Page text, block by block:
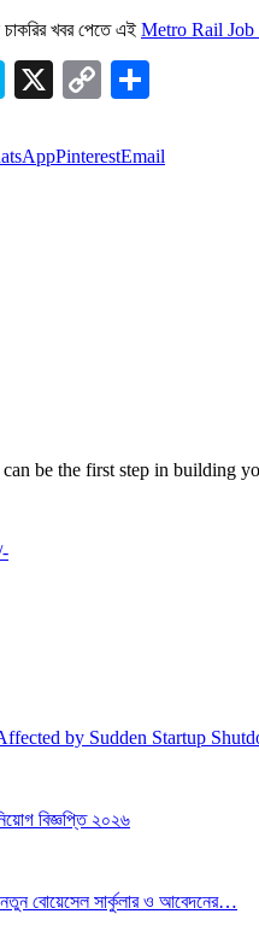
চাকরির খবর পেতে এই Metro Rail
Skype
X
Copy
PinterestEmail
be the first step in building
by Sudden Startup
বিজ্ঞপ্তি ২০২৬
বোয়েসেল সার্কুলার ও আবেদনের…